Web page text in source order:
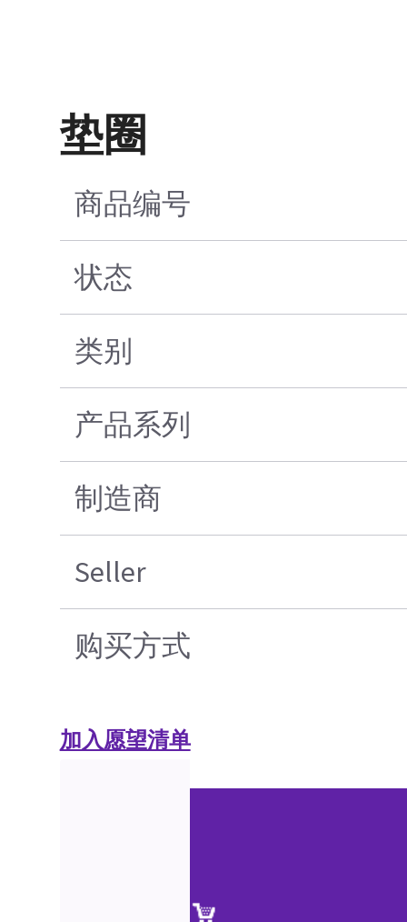
垫圈
商品编号
状态
类别
产品系列
制造商
Seller
购买方式
加入愿望清单